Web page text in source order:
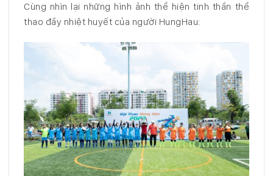
Cùng nhìn lại những hình ảnh thể hiện tinh thần thể
thao đầy nhiệt huyết của người HungHau: